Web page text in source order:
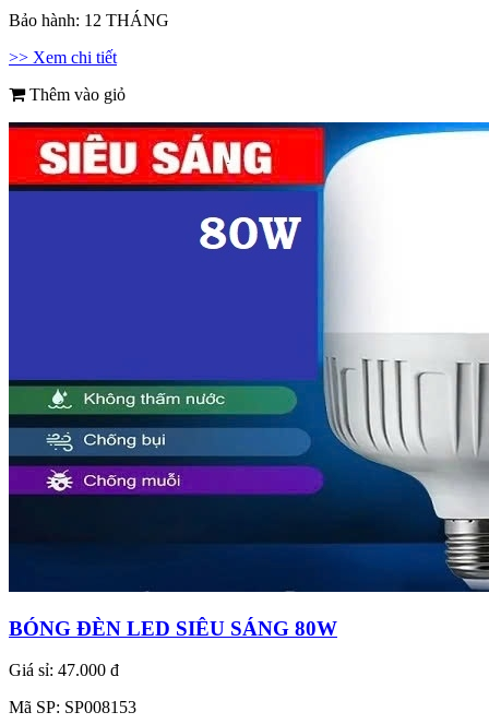
Bảo hành: 12 THÁNG
>> Xem chi tiết
Thêm vào giỏ
BÓNG ĐÈN LED SIÊU SÁNG 80W
Giá sỉ: 47.000 đ
Mã SP: SP008153